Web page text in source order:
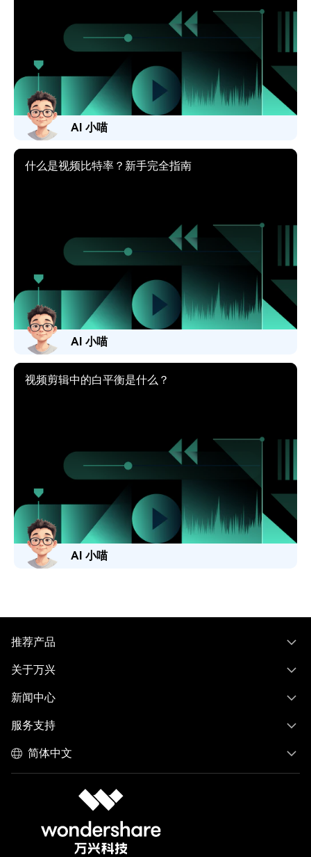
AI 小喵
什么是视频比特率？新手完全指南
AI 小喵
视频剪辑中的白平衡是什么？
AI 小喵
推荐产品
关于万兴
新闻中心
服务支持
简体中文